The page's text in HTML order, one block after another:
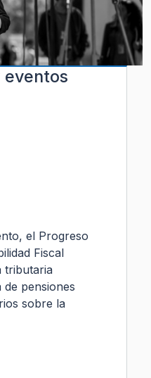
eventos
el Progreso
Fiscal
tributaria
pensiones
sobre la